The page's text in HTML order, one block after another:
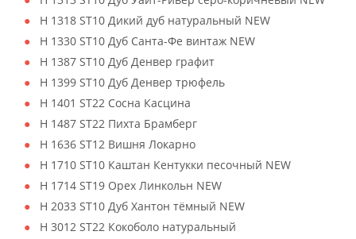
H 1318 ST10 Дикий дуб натуральный NEW
H 1330 ST10 Дуб Санта-Фе винтаж NEW
H 1387 ST10 Дуб Денвер графит
H 1399 ST10 Дуб Денвер трюфель
H 1401 ST22 Сосна Касцина
H 1487 ST22 Пихта Брамберг
H 1636 ST12 Вишня Локарно
H 1710 ST10 Каштан Кентукки песочный NEW
H 1714 ST19 Орех Линкольн NEW
H 2033 ST10 Дуб Хантон тёмный NEW
H 3012 ST22 Кокоболо натуральный